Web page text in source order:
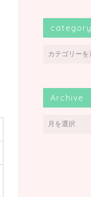
category
Archive